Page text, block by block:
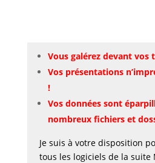
Vous galérez devant vos
Vos présentations
!
Vos données sont
nombreux fichiers et
Je suis à votre disposition
tous les logiciels de la suite